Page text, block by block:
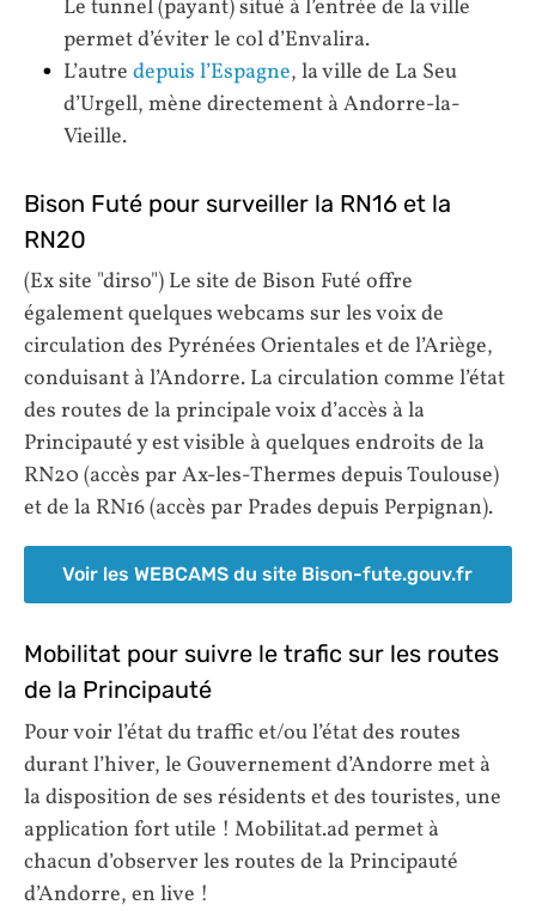
Le tunnel (payant) situé à l’entrée de la ville
permet d’éviter le col d’Envalira.
L’autre depuis l’Espagne, la ville de La Seu
d’Urgell, mène directement à Andorre-la-
Vieille.
Bison Futé pour surveiller la RN16 et la
RN20
(Ex site "dirso") Le site de Bison Futé offre
également quelques webcams sur les voix de
circulation des Pyrénées Orientales et de l’Ariège,
conduisant à l’Andorre. La circulation comme l’état
des routes de la principale voix d’accès à la
Principauté y est visible à quelques endroits de la
RN20 (accès par Ax-les-Thermes depuis Toulouse)
et de la RN16 (accès par Prades depuis Perpignan).
Voir les WEBCAMS du site Bison-fute.gouv.fr
Mobilitat pour suivre le trafic sur les routes
de la Principauté
Pour voir l’état du traffic et/ou l’état des routes
durant l’hiver, le Gouvernement d’Andorre met à
la disposition de ses résidents et des touristes, une
application fort utile ! Mobilitat.ad permet à
chacun d’observer les routes de la Principauté
d’Andorre, en live !